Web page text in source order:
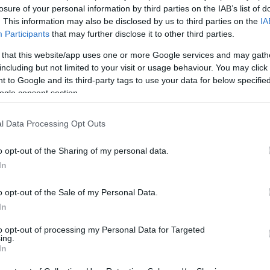
of your personal information by third parties on the IAB’s list of
This information may also be disclosed by us to third parties on the
Participants that may further disclose it to other third parties.
that this website/app uses one or more Google services and may
but not limited to your visit or usage behaviour. You may
to Google and its third-party tags to use your data for below
consent section.
Data Processing Opt Outs
opt-out of the Sharing of my personal data.
opt-out of the Sale of my Personal Data.
opt-out of processing my Personal Data for Targeted
αυτό, λέει η έκθεση, οι παρατηρητές στρέφονται με
συνθήκες ελέγχου όπλων θα διατηρηθούν. Αυτό θα
τον αριθμό πυρηνικών κεφαλών. Η συνθήκη αυτή -βασικό
των στρατιωτικών δαπανών μεταξύ των μελών του
Το τελευταίο ενισχύεται και από την ανησυχία των
με τον πρόεδρο Τραμπ να μην χάνει ευκαιρία να
ανάληψη των βαρών της άμυνας της Συμμαχίας.
των Ευρωπαίων, λοιπόν, αυξάνονται αλλά και πάλι
αυτά, η έκθεση σημειώνει πως περισσότερα χρήματα
μεταξύ των Ευρωπαίων εμφανίζεται η
των δαπανών της να αναλογεί στο ένα τρίτο της
για την Άμυνά του στο 9.7% σε σχέση με το
ήταν εξαρχής η απαίτηση του ΝΑΤΟ. Το ποσοστό αυτό
είναι η αύξηση στις επενδύσεις σε σύγχρονη